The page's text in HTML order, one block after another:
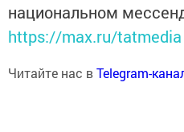
национальном
https://max.ru/tatmedia
Читайте нас вTelegram-